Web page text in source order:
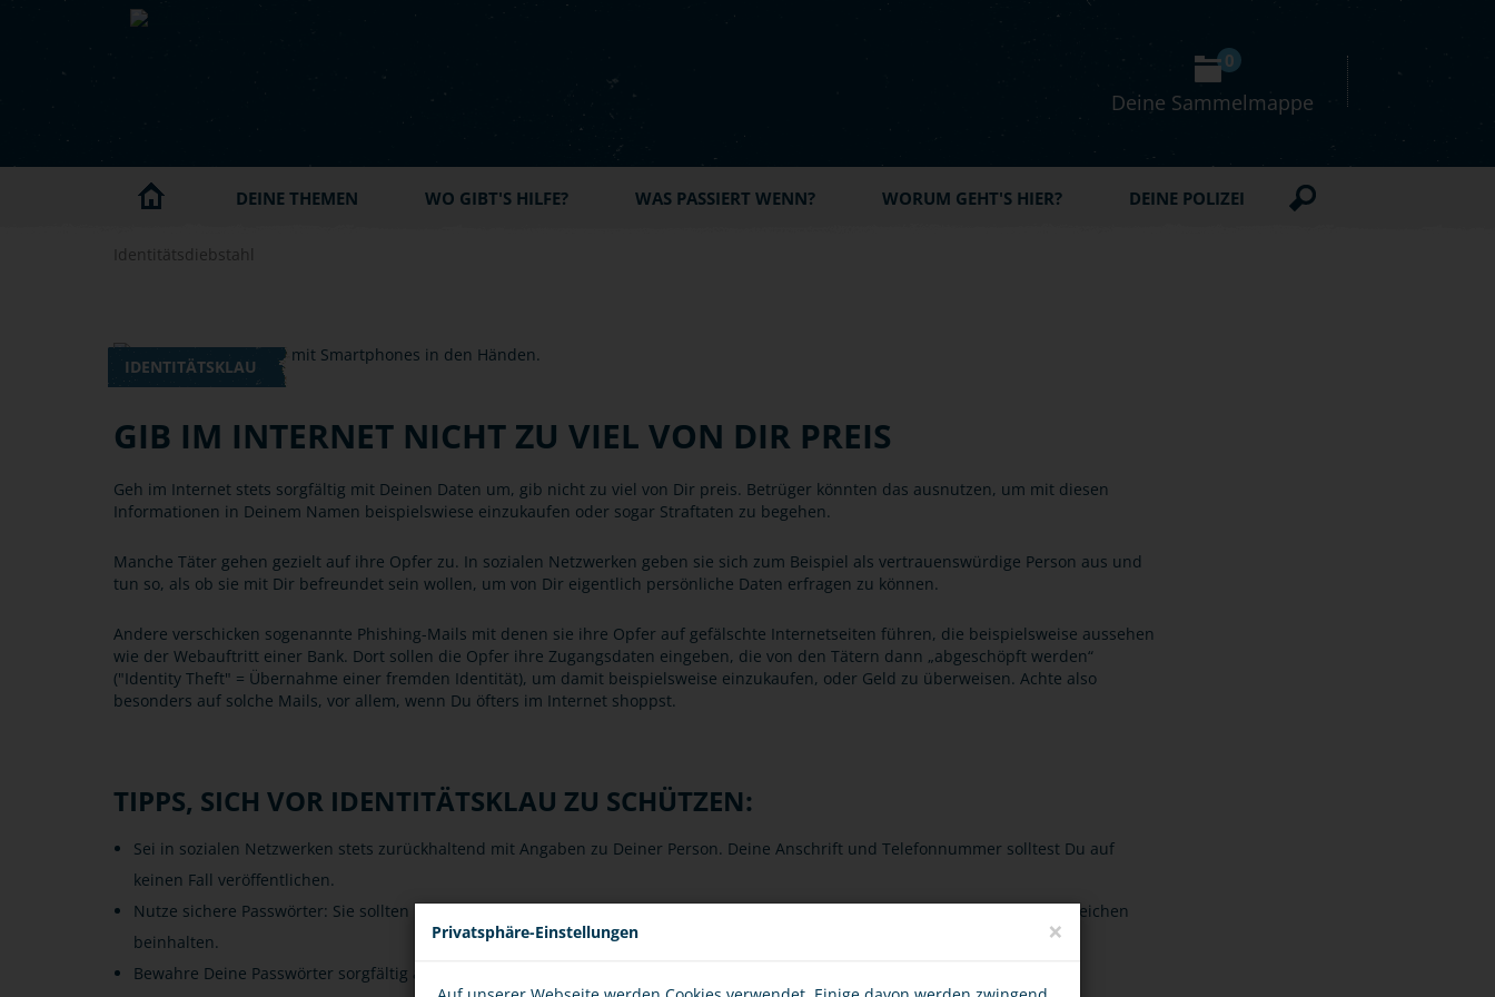
Skip to main content
Deine Sammelmappe
0
DEINE THEMEN WO GIBT'S HILFE? WAS PASSIERT WENN? WORUM GEHT'S HIER? DEINE POLIZEI
Identitätsdiebstahl
IDENTITÄTSKLAU
GIB IM INTERNET NICHT ZU VIEL VON DIR PREIS
Geh im Internet stets sorgfältig mit Deinen Daten um, gib nicht zu viel von Dir preis. Betrüger könnten das ausnutzen, um mit diesen
Informationen in Deinem Namen beispielswiese einzukaufen oder sogar Straftaten zu begehen.
Manche Täter gehen gezielt auf ihre Opfer zu. In sozialen Netzwerken geben sie sich zum Beispiel als vertrauenswürdige Person aus und
tun so, als ob sie mit Dir befreundet sein wollen, um von Dir eigentlich persönliche Daten erfragen zu können.
Andere verschicken sogenannte Phishing-Mails mit denen sie ihre Opfer auf gefälschte Internetseiten führen, die beispielsweise aussehen
wie der Webauftritt einer Bank. Dort sollen die Opfer ihre Zugangsdaten eingeben, die von den Tätern dann „abgeschöpft werden“
("Identity Theft" = Übernahme einer fremden Identität), um damit beispielsweise einzukaufen, oder Geld zu überweisen. Achte also
besonders auf solche Mails, vor allem, wenn Du öfters im Internet shoppst.
TIPPS, SICH VOR IDENTITÄTSKLAU ZU SCHÜTZEN:
Sei in sozialen Netzwerken stets zurückhaltend mit Angaben zu Deiner Person. Deine Anschrift und Telefonnummer solltest Du auf
keinen Fall veröffentlichen.
Nutze sichere Passwörter: Sie sollten mindesten zehn Stellen haben und sowohl Groß- und Kleinbuchstaben als auch Sonderzeichen
beinhalten.
Bewahre Deine Passwörter sorgfältig auf und wechsle sie immer wieder.
Privatsphäre-Einstellungen ×